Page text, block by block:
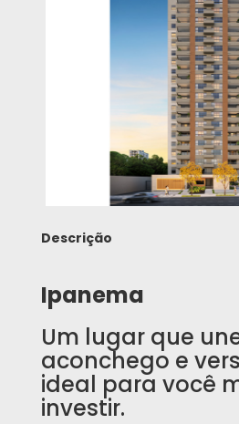
Descrição
Ipanema
Um lugar que
aconchego e
ideal para você
investir.